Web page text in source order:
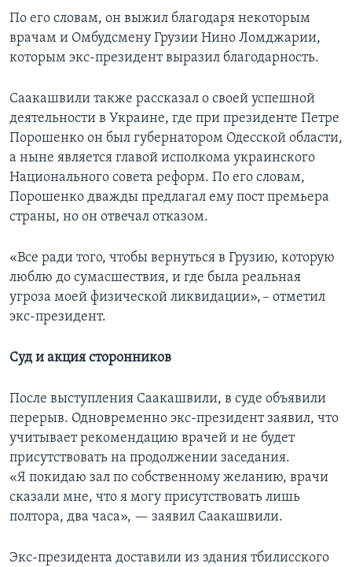
По его словам, он выжил благодаря некоторым
врачам и Омбудсмену Грузии Нино Ломджарии,
которым экс-президент выразил благодарность.
Саакашвили также рассказал о своей успешной
деятельности в Украине, где при президенте Петре
Порошенко он был губернатором Одесской области,
а ныне является главой исполкома украинского
Национального совета реформ. По его словам,
Порошенко дважды предлагал ему пост премьера
страны, но он отвечал отказом.
«Все ради того, чтобы вернуться в Грузию, которую
люблю до сумасшествия, и где была реальная
угроза моей физической ликвидации», – отметил
экс-президент.
Суд и акция сторонников
После выступления Саакашвили, в суде объявили
перерыв. Одновременно экс-президент заявил, что
учитывает рекомендацию врачей и не будет
присутствовать на продолжении заседания.
«Я покидаю зал по собственному желанию, врачи
сказали мне, что я могу присутствовать лишь
полтора, два часа», — заявил Саакашвили.
Экс-президента доставили из здания тбилисского